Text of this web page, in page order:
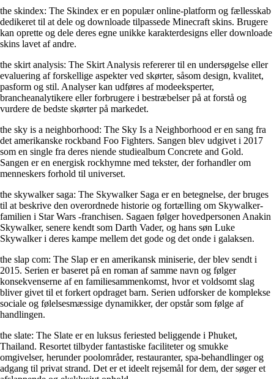
the skindex: The Skindex er en populær online-platform og fællesskab
dedikeret til at dele og downloade tilpassede Minecraft skins. Brugere
kan oprette og dele deres egne unikke karakterdesigns eller downloade
skins lavet af andre.
the skirt analysis: The Skirt Analysis refererer til en undersøgelse eller
evaluering af forskellige aspekter ved skørter, såsom design, kvalitet,
pasform og stil. Analyser kan udføres af modeeksperter,
brancheanalytikere eller forbrugere i bestræbelser på at forstå og
vurdere de bedste skørter på markedet.
the sky is a neighborhood: The Sky Is a Neighborhood er en sang fra
det amerikanske rockband Foo Fighters. Sangen blev udgivet i 2017
som en single fra deres niende studiealbum Concrete and Gold.
Sangen er en energisk rockhymne med tekster, der forhandler om
menneskers forhold til universet.
the skywalker saga: The Skywalker Saga er en betegnelse, der bruges
til at beskrive den overordnede historie og fortælling om Skywalker-
familien i Star Wars -franchisen. Sagaen følger hovedpersonen Anakin
Skywalker, senere kendt som Darth Vader, og hans søn Luke
Skywalker i deres kampe mellem det gode og det onde i galaksen.
the slap com: The Slap er en amerikansk miniserie, der blev sendt i
2015. Serien er baseret på en roman af samme navn og følger
konsekvenserne af en familiesammenkomst, hvor et voldsomt slag
bliver givet til et forkert opdraget barn. Serien udforsker de komplekse
sociale og følelsesmæssige dynamikker, der opstår som følge af
handlingen.
the slate: The Slate er en luksus feriested beliggende i Phuket,
Thailand. Resortet tilbyder fantastiske faciliteter og smukke
omgivelser, herunder poolområder, restauranter, spa-behandlinger og
adgang til privat strand. Det er et ideelt rejsemål for dem, der søger et